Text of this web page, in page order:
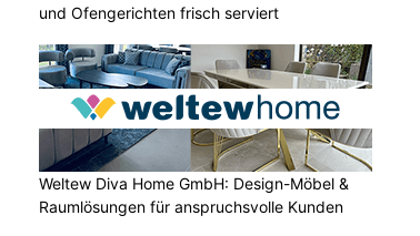
und Ofengerichten frisch serviert
Weltew Diva Home GmbH: Design-Möbel &
Raumlösungen für anspruchsvolle Kunden